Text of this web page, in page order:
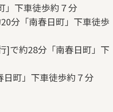
」下車徒歩約７分
分「南春日町」下車徒歩
]で約28分「南春日町」下
日町」下車徒歩約７分